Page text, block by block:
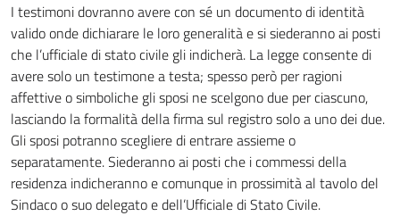
I testimoni dovranno avere con sé un documento di identità
valido onde dichiarare le loro generalità e si siederanno ai posti
che l’ufficiale di stato civile gli indicherà. La legge consente di
avere solo un testimone a testa; spesso però per ragioni
affettive o simboliche gli sposi ne scelgono due per ciascuno,
lasciando la formalità della firma sul registro solo a uno dei due.
Gli sposi potranno scegliere di entrare assieme o
separatamente. Siederanno ai posti che i commessi della
residenza indicheranno e comunque in prossimità al tavolo del
Sindaco o suo delegato e dell’Ufficiale di Stato Civile.